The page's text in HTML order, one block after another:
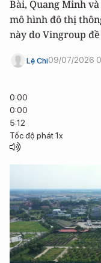
Bài, Quang Minh
mô hình đô thị
này do Vingroup
Lệ Chi09/07/2026
0:00
0:00
5:12
Tốc độ phát1x